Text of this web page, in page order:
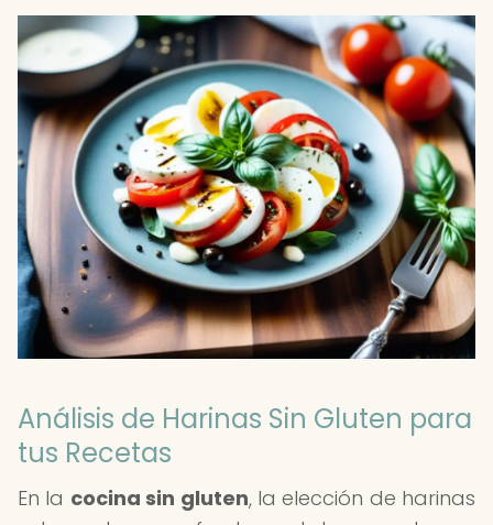
Análisis de Harinas Sin Gluten para
tus Recetas
En la cocina sin gluten, la elección de harinas